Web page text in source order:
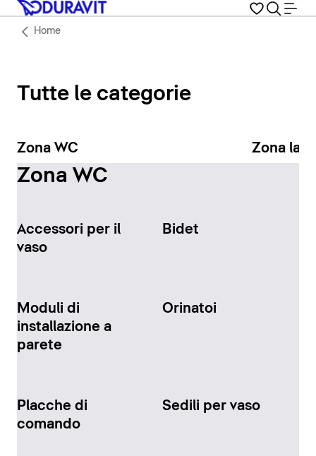
Home
Tutte le categorie
Zona WC Zona
Zona WC
Accessori per il
vaso
Bidet
Moduli di
installazione a
parete
Orinatoi
Placche di
comando
Sedili per vaso